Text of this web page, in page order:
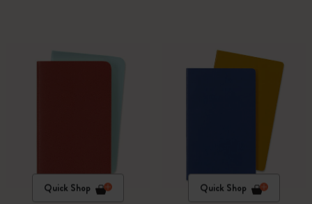
Quick Shop Quick Shop